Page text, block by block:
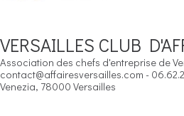
VERSAILLES CLUB
Association des chefs d'entreprise de
contact@affairesversailles.com -
Venezia, 78000 Versailles